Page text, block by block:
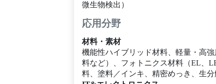
微生物検出）
応用分野
材料・素材
機能性ハイブリッド材料、軽量・高
料など）、フォトニクス材料（EL、
料、塗料／インキ、精密めっき、生